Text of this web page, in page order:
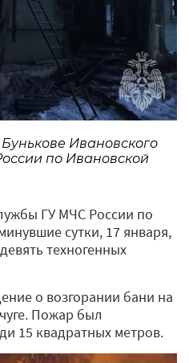
Ивановского
по Ивановской
ГУ МЧС России по
сутки, 17 января,
техногенных
о возгорании бани на
Пожар был
15 квадратных метров.